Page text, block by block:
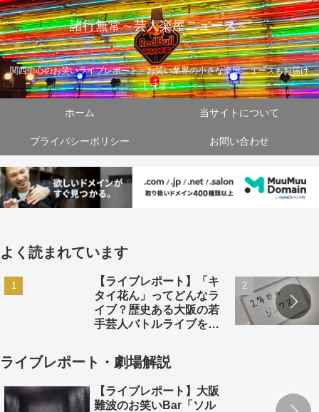
諸行無常～芸人楽屋ニュース～
関西中心のお笑いライブレポート・お笑い業界の小さな楽屋ニュースもお届け
します！
ホーム 当サイトについて
プライバシーポリシー お問い合わせ
よく読まれています
【ライブレポート】「キ
タイ花ん」ってどんなラ
イブ？歴史ある大阪の若
手芸人バトルライブを徹
ライブレポート・劇場解説
【ライブレポート】大阪
難波のお笑いBar「ソル